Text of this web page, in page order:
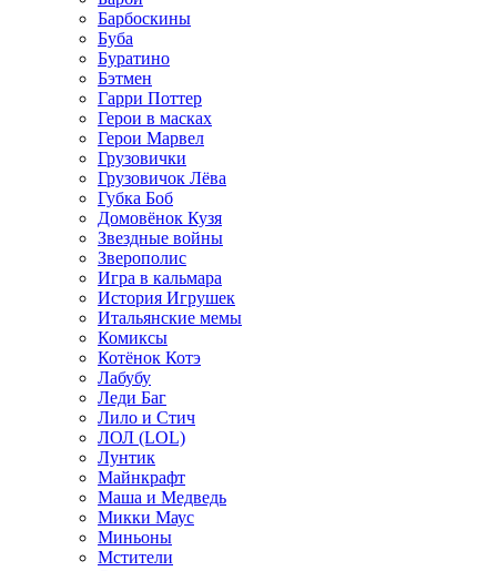
Барбоскины
Буба
Буратино
Бэтмен
Гарри Поттер
Герои в масках
Герои Марвел
Грузовички
Грузовичок Лёва
Губка Боб
Домовёнок Кузя
Звездные войны
Зверополис
Игра в кальмара
История Игрушек
Итальянские мемы
Комиксы
Котёнок Котэ
Лабубу
Леди Баг
Лило и Стич
ЛОЛ (LOL)
Лунтик
Майнкрафт
Маша и Медведь
Микки Маус
Миньоны
Мстители